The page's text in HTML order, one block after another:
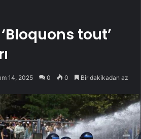
tout’
14, 2025 0 0 Bir dakikadan az